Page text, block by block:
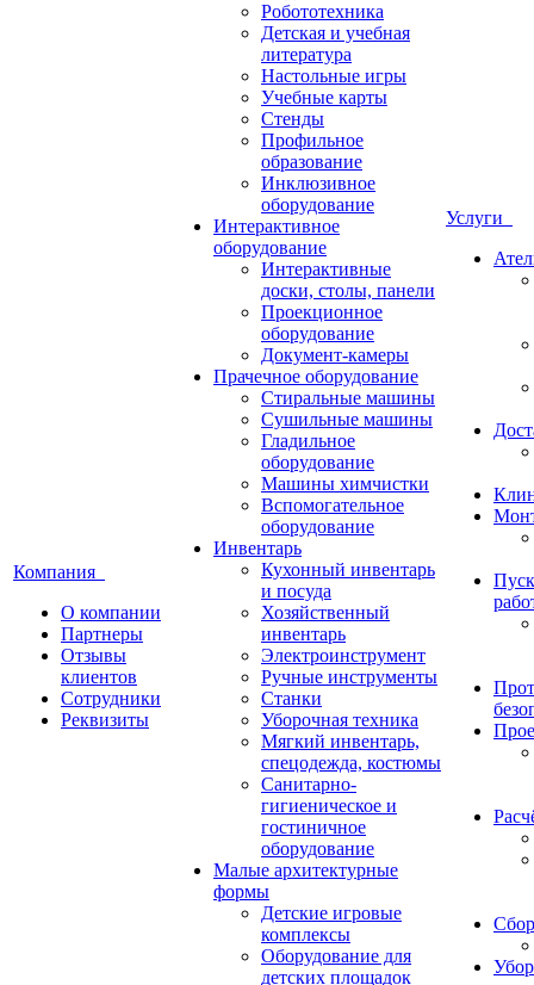
Компания
О компании
Партнеры
Отзывы
клиентов
Сотрудники
Реквизиты
Робототехника
Детская и учебная
литература
Настольные игры
Учебные карты
Стенды
Профильное
образование
Инклюзивное
оборудование
Интерактивное
оборудование
Интерактивные
доски, столы, панели
Проекционное
оборудование
Документ-камеры
Прачечное оборудование
Стиральные машины
Сушильные машины
Гладильное
оборудование
Машины химчистки
Вспомогательное
оборудование
Инвентарь
Кухонный инвентарь
и посуда
Хозяйственный
инвентарь
Электроинструмент
Ручные инструменты
Станки
Уборочная техника
Мягкий инвентарь,
спецодежда, костюмы
Санитарно-
гигиеническое и
гостиничное
оборудование
Малые архитектурные
формы
Детские игровые
комплексы
Оборудование для
детских площадок
Услуги